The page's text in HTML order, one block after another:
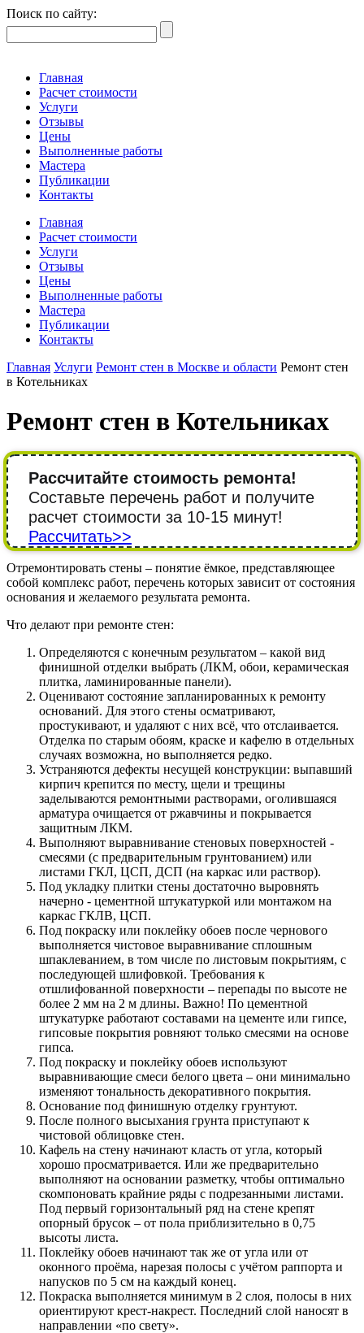
Поиск по сайту:
Главная
Расчет стоимости
Услуги
Отзывы
Цены
Выполненные работы
Мастера
Публикации
Контакты
Главная
Расчет стоимости
Услуги
Отзывы
Цены
Выполненные работы
Мастера
Публикации
Контакты
Главная Услуги Ремонт стен в Москве и области Ремонт стен
в Котельниках
Ремонт стен в Котельниках
Рассчитайте стоимость ремонта!
Составьте перечень работ и получите
расчет стоимости за 10-15 минут!
Рассчитать>>
Отремонтировать стены – понятие ёмкое, представляющее
собой комплекс работ, перечень которых зависит от состояния
основания и желаемого результата ремонта.
Что делают при ремонте стен:
Определяются с конечным результатом – какой вид
финишной отделки выбрать (ЛКМ, обои, керамическая
плитка, ламинированные панели).
Оценивают состояние запланированных к ремонту
оснований. Для этого стены осматривают,
простукивают, и удаляют с них всё, что отслаивается.
Отделка по старым обоям, краске и кафелю в отдельных
случаях возможна, но выполняется редко.
Устраняются дефекты несущей конструкции: выпавший
кирпич крепится по месту, щели и трещины
заделываются ремонтными растворами, оголившаяся
арматура очищается от ржавчины и покрывается
защитным ЛКМ.
Выполняют выравнивание стеновых поверхностей -
смесями (с предварительным грунтованием) или
листами ГКЛ, ЦСП, ДСП (на каркас или раствор).
Под укладку плитки стены достаточно выровнять
начерно - цементной штукатуркой или монтажом на
каркас ГКЛВ, ЦСП.
Под покраску или поклейку обоев после чернового
выполняется чистовое выравнивание сплошным
шпаклеванием, в том числе по листовым покрытиям, с
последующей шлифовкой. Требования к
отшлифованной поверхности – перепады по высоте не
более 2 мм на 2 м длины. Важно! По цементной
штукатурке работают составами на цементе или гипсе,
гипсовые покрытия ровняют только смесями на основе
гипса.
Под покраску и поклейку обоев используют
выравнивающие смеси белого цвета – они минимально
изменяют тональность декоративного покрытия.
Основание под финишную отделку грунтуют.
После полного высыхания грунта приступают к
чистовой облицовке стен.
Кафель на стену начинают класть от угла, который
хорошо просматривается. Или же предварительно
выполняют на основании разметку, чтобы оптимально
скомпоновать крайние ряды с подрезанными листами.
Под первый горизонтальный ряд на стене крепят
опорный брусок – от пола приблизительно в 0,75
высоты листа.
Поклейку обоев начинают так же от угла или от
оконного проёма, нарезая полосы с учётом раппорта и
напусков по 5 см на каждый конец.
Покраска выполняется минимум в 2 слоя, полосы в них
ориентируют крест-накрест. Последний слой наносят в
направлении «по свету».